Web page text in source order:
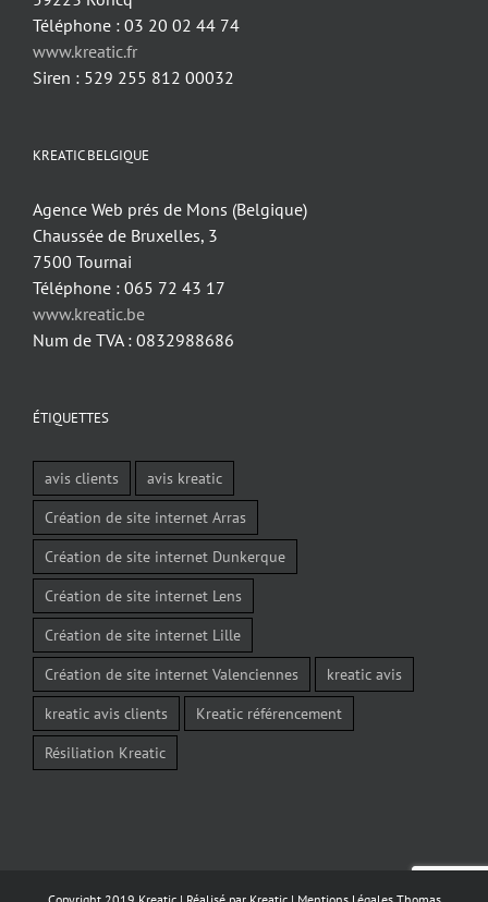
Téléphone : 03 20 02 44 74
www.kreatic.fr
Siren : 529 255 812 00032
KREATIC BELGIQUE
Agence Web prés de Mons (Belgique)
Chaussée de Bruxelles, 3
7500 Tournai
Téléphone : 065 72 43 17
www.kreatic.be
Num de TVA : 0832988686
ÉTIQUETTES
avis clients
avis kreatic
Création de site internet Arras
Création de site internet Dunkerque
Création de site internet Lens
Création de site internet Lille
Création de site internet Valenciennes
kreatic avis
kreatic avis clients
Kreatic référencement
Résiliation Kreatic